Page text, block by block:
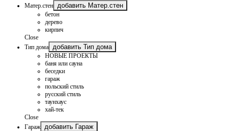
Матер.стен
добавить Матер.стен
бетон
дерево
кирпич
Close
Тип дома
добавить Тип дома
НОВЫЕ ПРОЕКТЫ
баня или сауна
беседки
гараж
польский стиль
русский стиль
таунхаус
хай-тек
Close
Гараж
добавить Гараж